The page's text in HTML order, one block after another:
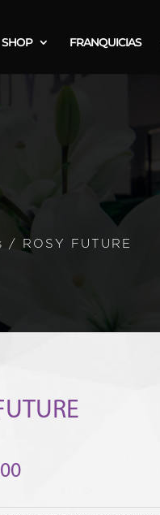
SHOP FRANQUICIAS
/ ROSY FUTURE